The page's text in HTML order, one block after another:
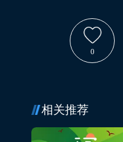
0
相关推荐